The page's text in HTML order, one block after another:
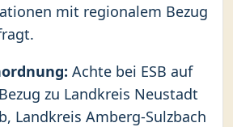
mit regionalem Bezug
Achte bei ESB auf
zu Landkreis Neustadt
Landkreis Amberg-Sulzbach